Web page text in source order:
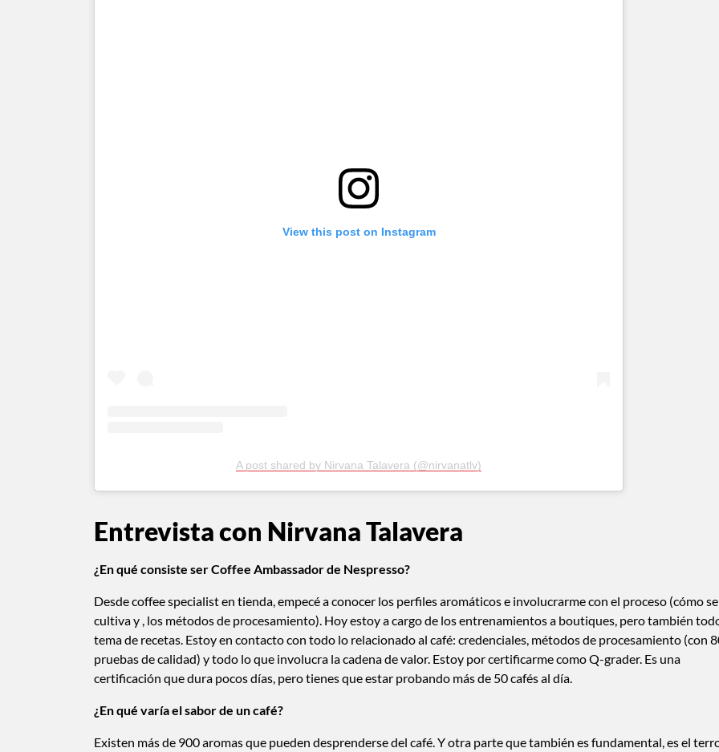
View this post on Instagram
A post shared by Nirvana Talavera (@nirvanatlv)
Entrevista con Nirvana Talavera
¿En qué consiste ser Coffee Ambassador de Nespresso?
Desde coffee specialist en tienda, empecé a conocer los perfiles aromáticos e involucrarme con el proceso (cómo se
cultiva y , los métodos de procesamiento). Hoy estoy a cargo de los entrenamientos a boutiques, pero también
tema de recetas. Estoy en contacto con todo lo relacionado al café: credenciales, métodos de procesamiento (con
pruebas de calidad) y todo lo que involucra la cadena de valor. Estoy por certificarme como Q-grader. Es una
certificación que dura pocos días, pero tienes que estar probando más de 50 cafés al día.
¿En qué varía el sabor de un café?
Existen más de 900 aromas que pueden desprenderse del café. Y otra parte que también es fundamental, es el